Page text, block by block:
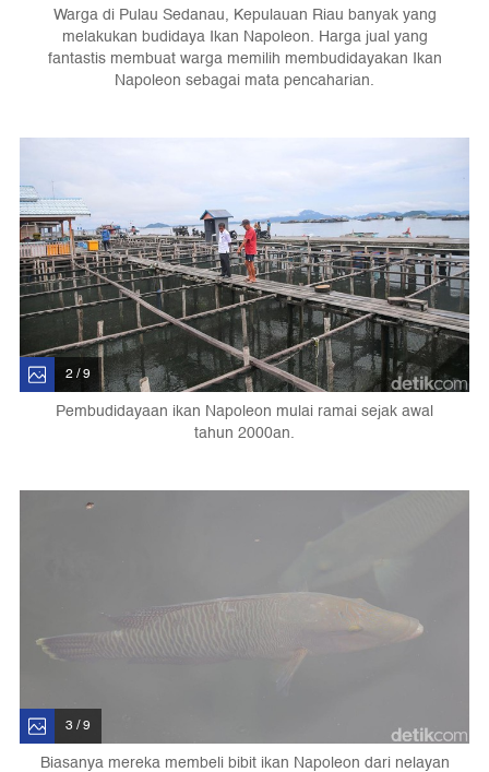
Warga di Pulau Sedanau, Kepulauan Riau banyak yang
melakukan budidaya Ikan Napoleon. Harga jual yang
fantastis membuat warga memilih membudidayakan Ikan
Napoleon sebagai mata pencaharian.
2 / 9
Pembudidayaan ikan Napoleon mulai ramai sejak awal
tahun 2000an.
3 / 9
Biasanya mereka membeli bibit ikan Napoleon dari nelayan